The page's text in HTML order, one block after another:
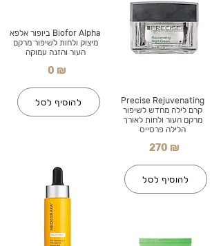
Biofor Alpha ביופור אלפא
מיצוק ולחות לשיפור מרקם
העור והזנה עמוקה
0 ₪
להוסיף לסל
Precise Rejuvenating
קרם לילה מחדש לשיפור
מרקם העור ולחות לאורך
הלילה פרסייס
270 ₪
להוסיף לסל